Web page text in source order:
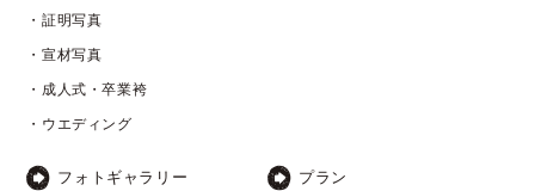
・証明写真
・宣材写真
・成人式・卒業袴
・ウエディング
フォトギャラリー プラン